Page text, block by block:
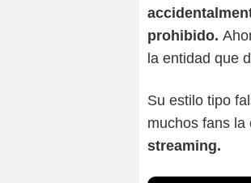
prohibido.
la entidad que
Su estilo tipo
muchos fans la
streaming.